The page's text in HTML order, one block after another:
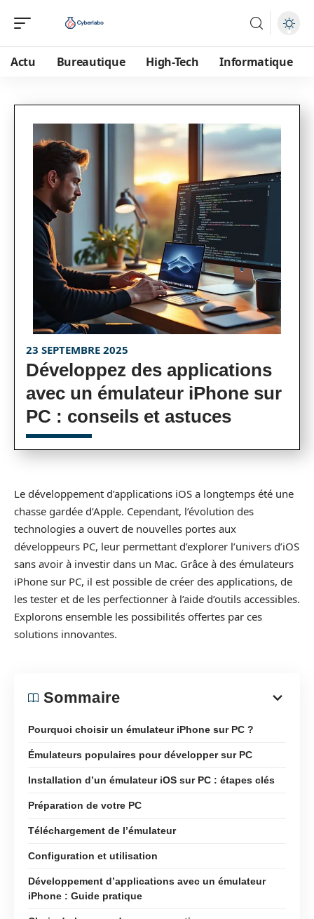
Actu Bureautique High-Tech Informatique
23 SEPTEMBRE 2025
Développez des applications
avec un émulateur iPhone sur
PC : conseils et astuces
Le développement d’applications iOS a longtemps été une
chasse gardée d’Apple. Cependant, l’évolution des
technologies a ouvert de nouvelles portes aux
développeurs PC, leur permettant d’explorer l’univers d’iOS
sans avoir à investir dans un Mac. Grâce à des émulateurs
iPhone sur PC, il est possible de créer des applications, de
les tester et de les perfectionner à l’aide d’outils accessibles.
Explorons ensemble les possibilités offertes par ces
solutions innovantes.
Sommaire
Pourquoi choisir un émulateur iPhone sur PC ?
Émulateurs populaires pour développer sur PC
Installation d’un émulateur iOS sur PC : étapes clés
Préparation de votre PC
Téléchargement de l’émulateur
Configuration et utilisation
Développement d’applications avec un émulateur
iPhone : Guide pratique